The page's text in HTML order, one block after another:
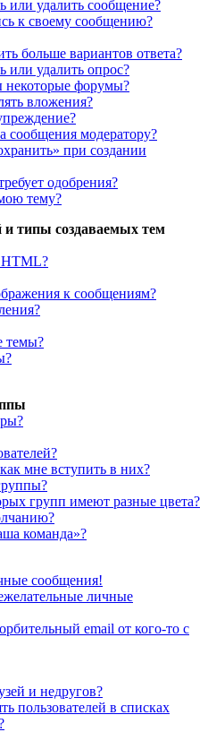
или удалить сообщение?
к своему сообщению?
больше вариантов ответа?
или удалить опрос?
форумы?
вложения?
сообщения модератору?
при создании
одобрения?
тему?
типы создаваемых тем
HTML?
к сообщениям?
темы?
мне вступить в них?
групп имеют разные цвета?
команда»?
сообщения!
личные
email от кого-то с
и недругов?
пользователей в списках